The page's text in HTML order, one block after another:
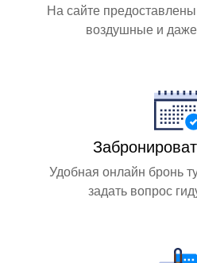
На сайте
воздушные и
Удобная онлайн бронь
задать вопрос